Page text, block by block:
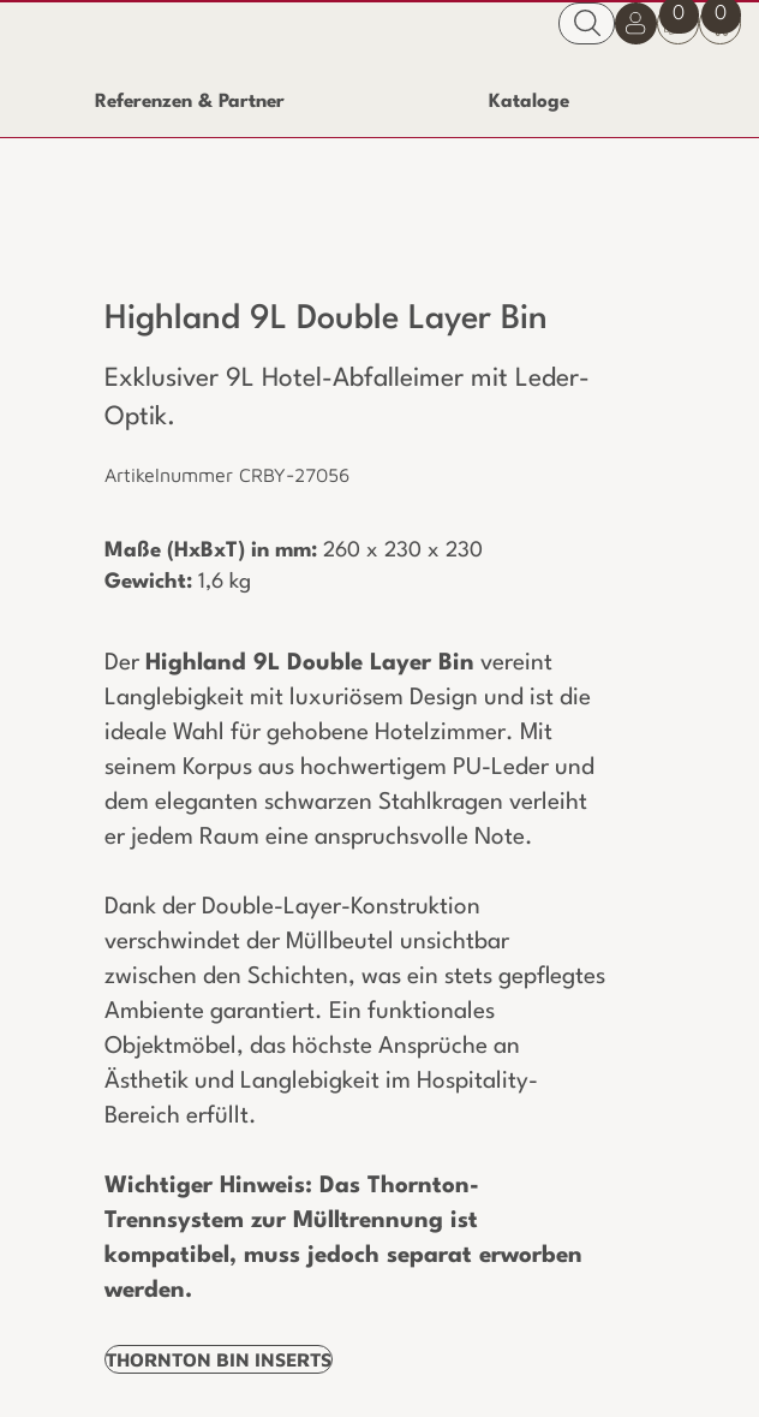
0 0
Referenzen & Partner Kataloge
Highland 9L Double Layer Bin
Exklusiver 9L Hotel-Abfalleimer mit Leder-
Optik.
Artikelnummer CRBY-27056
Maße (HxBxT) in mm: ­ 260 x 230 x 230
Gewicht: ­ 1,6 kg
Der Highland 9L Double Layer Bin vereint
Langlebigkeit mit luxuriösem Design und ist die
ideale Wahl für gehobene Hotelzimmer. Mit
seinem Korpus aus hochwertigem PU-Leder und
dem eleganten schwarzen Stahlkragen verleiht
er jedem Raum eine anspruchsvolle Note.
Dank der Double-Layer-Konstruktion
verschwindet der Müllbeutel unsichtbar
zwischen den Schichten, was ein stets gepflegtes
Ambiente garantiert. Ein funktionales
Objektmöbel, das höchste Ansprüche an
Ästhetik und Langlebigkeit im Hospitality-
Bereich erfüllt.
Wichtiger Hinweis: Das Thornton-
Trennsystem zur Mülltrennung ist
kompatibel, muss jedoch separat erworben
werden.
THORNTON BIN INSERTS